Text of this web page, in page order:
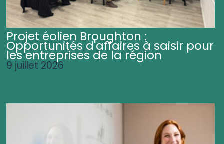
Projet éolien Broughton :
Opportunités d'affaires à saisir pour
les entreprises de la région
9 juillet 2026